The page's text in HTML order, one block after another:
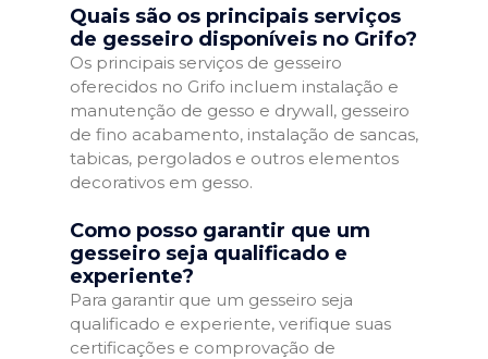
Quais são os principais serviços
de gesseiro disponíveis no Grifo?
Os principais serviços de gesseiro
oferecidos no Grifo incluem instalação e
manutenção de gesso e drywall, gesseiro
de fino acabamento, instalação de sancas,
tabicas, pergolados e outros elementos
decorativos em gesso.
Como posso garantir que um
gesseiro seja qualificado e
experiente?
Para garantir que um gesseiro seja
qualificado e experiente, verifique suas
certificações e comprovação de